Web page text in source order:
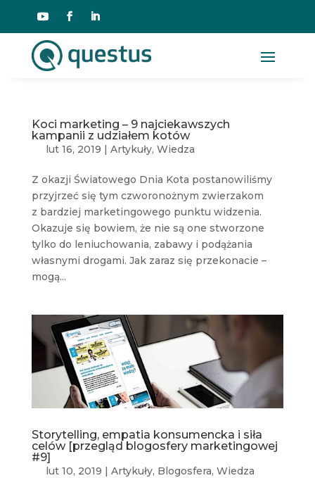
Koci marketing – 9 najciekawszych
kampanii z udziałem kotów
lut 16, 2019 | Artykuły, Wiedza
Z okazji Światowego Dnia Kota postanowiliśmy
przyjrzeć się tym czworonożnym zwierzakom
z bardziej marketingowego punktu widzenia.
Okazuje się bowiem, że nie są one stworzone
tylko do leniuchowania, zabawy i podążania
własnymi drogami. Jak zaraz się przekonacie –
mogą...
Storytelling, empatia konsumencka i siła
celów [przegląd blogosfery marketingowej
#9]
lut 10, 2019 | Artykuły, Blogosfera, Wiedza